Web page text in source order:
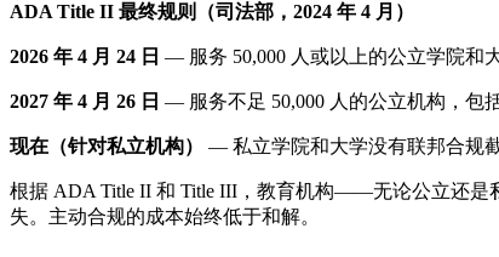
ADA Title II 最终规则（司法部，2024 年 4 月）
2026 年 4 月 24 日 — 服务 50,000 人或以上的公立学院和
2027 年 4 月 26 日 — 服务不足 50,000 人的公立机构，包
现在（针对私立机构） — 私立学院和大学没有联邦合规
根据 ADA Title II 和 Title III，教育机构——无论公立还是
失。主动合规的成本始终低于和解。